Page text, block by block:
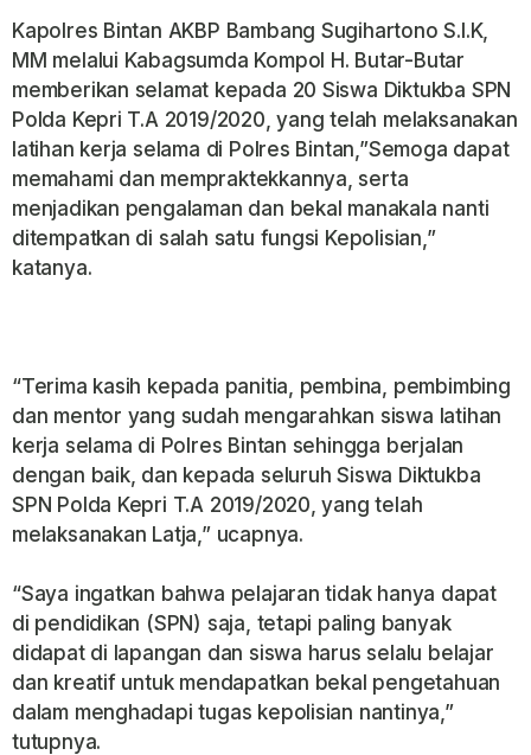
Kapolres Bintan AKBP Bambang Sugihartono S.I.K,
MM melalui Kabagsumda Kompol H. Butar-Butar
memberikan selamat kepada 20 Siswa Diktukba SPN
Polda Kepri T.A 2019/2020, yang telah melaksanakan
latihan kerja selama di Polres Bintan,”Semoga dapat
memahami dan mempraktekkannya, serta
menjadikan pengalaman dan bekal manakala nanti
ditempatkan di salah satu fungsi Kepolisian,”
katanya.
“Terima kasih kepada panitia, pembina, pembimbing
dan mentor yang sudah mengarahkan siswa latihan
kerja selama di Polres Bintan sehingga berjalan
dengan baik, dan kepada seluruh Siswa Diktukba
SPN Polda Kepri T.A 2019/2020, yang telah
melaksanakan Latja,” ucapnya.
“Saya ingatkan bahwa pelajaran tidak hanya dapat
di pendidikan (SPN) saja, tetapi paling banyak
didapat di lapangan dan siswa harus selalu belajar
dan kreatif untuk mendapatkan bekal pengetahuan
dalam menghadapi tugas kepolisian nantinya,”
tutupnya.